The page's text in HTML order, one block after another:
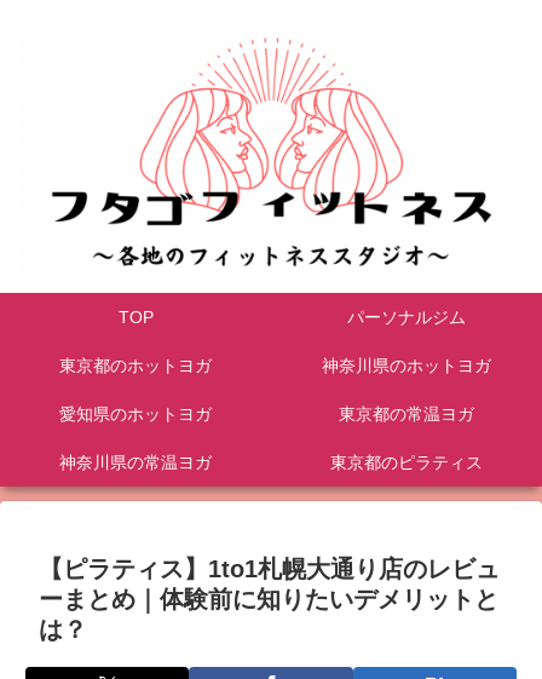
TOP パーソナルジム
東京都のホットヨガ 神奈川県のホットヨガ
愛知県のホットヨガ 東京都の常温ヨガ
神奈川県の常温ヨガ 東京都のピラティス
【ピラティス】1to1札幌大通り店のレビュ
ーまとめ｜体験前に知りたいデメリットと
は？